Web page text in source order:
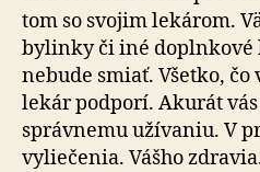
tom so svojim lekárom.
bylinky či iné doplnkové
nebude smiať. Všetko, čo
lekár podporí. Akurát
správnemu užívaniu. V
vyliečenia. Vášho